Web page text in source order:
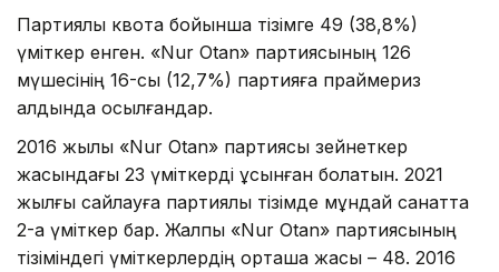
Партиялық квота бойынша тізімге 49 (38,8%)
үміткер енген. «Nur Otan» партиясының 126
мүшесінің 16-сы (12,7%) партияға праймериз
алдында қосылғандар.
2016 жылы «Nur Otan» партиясы зейнеткер
жасындағы 23 үміткерді ұсынған болатын. 2021
жылғы сайлауға партиялық тізімде мұндай санатта
2-ақ үміткер бар. Жалпы «Nur Otan» партиясының
тізіміндегі үміткерлердің орташа жасы – 48. 2016